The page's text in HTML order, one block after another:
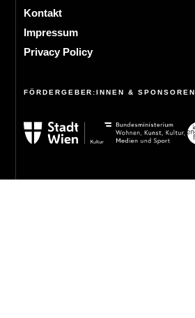
Kontakt
Impressum
Privacy Policy
FÖRDERGEBER:INNEN & SPONSOREN